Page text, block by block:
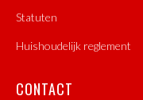
Statuten
Huishoudelijk reglement
CONTACT